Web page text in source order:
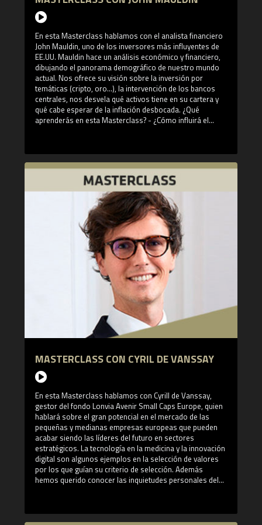
En esta Masterclass hablamos con el analista financiero
John Mauldin, uno de los inversores más influyentes de
EE.UU. Mauldin hace un análisis económico y financiero,
dibujando el panorama demográfico de nuestro mundo
actual. Nos ofrece su visión sobre la inversión por
temáticas (cripto, oro...), la intervención de los bancos
centrales, nos desvela qué activos tiene en su cartera y
qué cabe esperar de la inflación desbocada. ¿Qué
aprenderás en esta Masterclass? - ¿Cómo influirá el
en sanidad en el sistema financiero estadounidense. -
Perspectivas sobre la inflación según Mauldin. -
Criptomonedas, ¿son un almacén de valor en el largo
economista, analista financiero, escritor y Presidente de
Mauldin Economics, editorial especializada en economía
y finanzas, que publica un boletín de inversión de
referencia y el de mayor proyección internacional del
mundo financiero. Asimismo, es presidente de
Millennium Wave Advisors, LLC, una firma de asesoría
financiera. Mauldin es conocido por sus artículos y
ensayos sobre la actualidad económica estadounidense
y mundial. Activo colaborador de numerosos medios de
comunicación para quien e una voz de absoluta
referencia. Varios de sus libros han ocupado los
primeros puestos de la lista de los más vendidos, entre
ellos "Código Rojo".
MASTERCLASS CON CYRIL DE VANSSAY
En esta Masterclass hablamos con Cyrill de Vanssay,
gestor del fondo Lonvia Avenir Small Caps Europe, quien
hablará sobre el gran potencial en el mercado de las
pequeñas y medianas empresas europeas que pueden
acabar siendo las líderes del futuro en sectores
estratégicos. La tecnología en la medicina y la innovación
digital son algunos ejemplos en la selección de valores
por los que guían su criterio de selección. Además
hemos querido conocer las inquietudes personales del
masterclass? - Ejemplos de empresas por las que
apuesta Lonvia, analizando su potencial en el mercado. -